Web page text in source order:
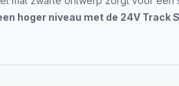
hoger niveau met de 24V